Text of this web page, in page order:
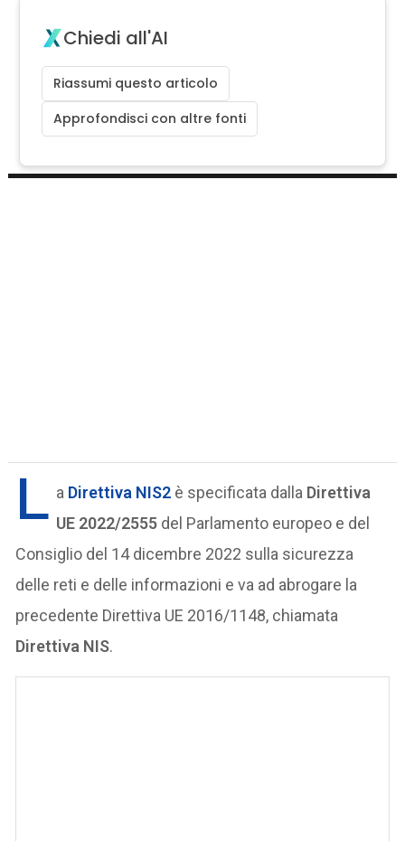
Chiedi all'AI
Riassumi questo articolo
Approfondisci con altre fonti
L a Direttiva NIS2 è specificata dalla Direttiva
UE 2022/2555 del Parlamento europeo e del
Consiglio del 14 dicembre 2022 sulla sicurezza
delle reti e delle informazioni e va ad abrogare la
precedente Direttiva UE 2016/1148, chiamata
Direttiva NIS.